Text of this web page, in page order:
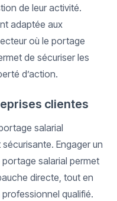
de leur activité.
adaptée aux
où le portage
de sécuriser les
d’action.
clientes
salarial
Engager un
salarial permet
directe, tout en
qualifié.